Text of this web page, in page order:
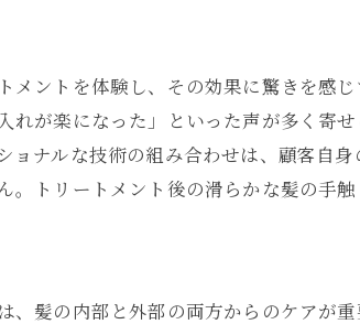
メントを体験し、その効果に驚きを感
れが楽になった」といった声が多く寄
ョナルな技術の組み合わせは、顧客自
トリートメント後の滑らかな髪の手
、髪の内部と外部の両方からのケアが